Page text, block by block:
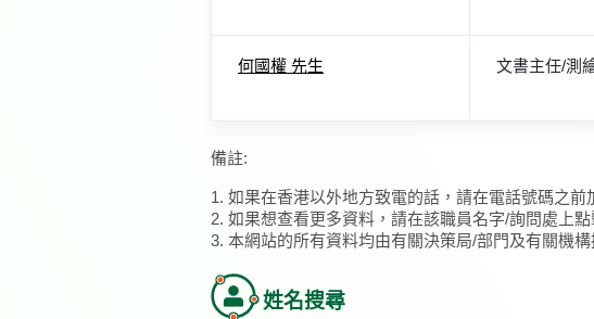
何國權 先生 文書主任/測
備註:
1. 如果在香港以外地方致電的話，請在電話號碼之
2. 如果想查看更多資料，請在該職員名字/詢問處上點
3. 本網站的所有資料均由有關決策局/部門及有關機構
姓名搜尋